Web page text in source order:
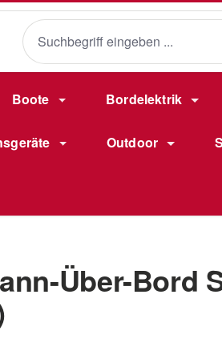
Boote Bordelektrik
Outdoor
Über-Bord